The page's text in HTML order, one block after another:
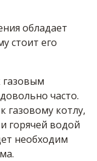
обладает
стоит его
газовым
часто.
газовому котлу,
горячей водой
необходим